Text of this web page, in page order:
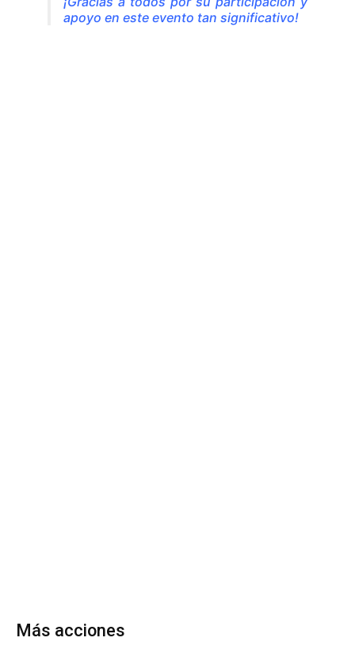
apoyo en este evento tan significativo!
Más acciones